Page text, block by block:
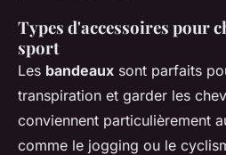
Types d'accessoires pour
sport
Les bandeaux sont parfaits
transpiration et garder les
conviennent particulièrement
comme le jogging ou le